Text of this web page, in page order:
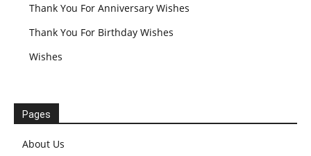
Thank You For Anniversary Wishes
Thank You For Birthday Wishes
Wishes
Pages
About Us